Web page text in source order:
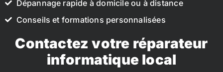
Dépannage rapide à domicile ou à distance
Conseils et formations personnalisées
Contactez votre réparateur
informatique local